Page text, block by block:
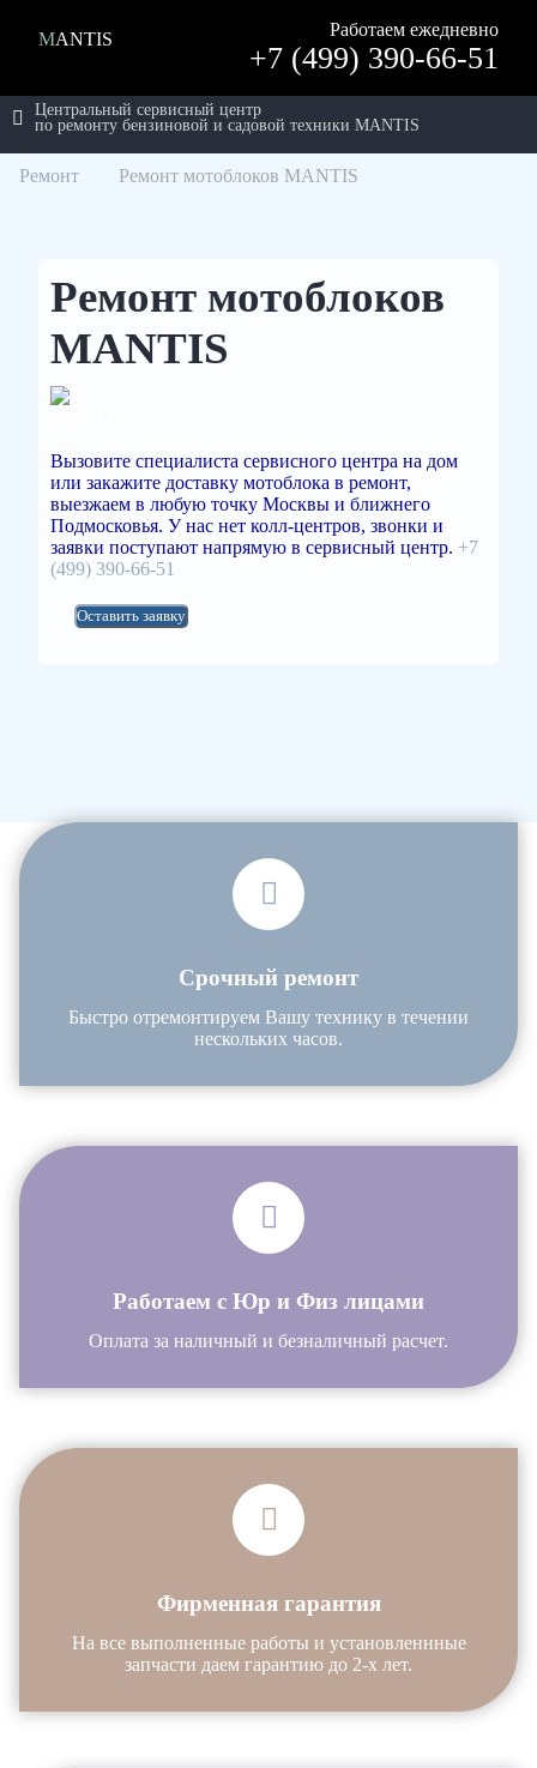
MANTIS Работаем ежедневно
+7 (499) 390-66-51
Центральный сервисный центр
по ремонту бензиновой и садовой техники MANTIS
Ремонт Ремонт мотоблоков MANTIS
Ремонт мотоблоков
MANTIS
Вызовите специалиста сервисного центра на дом
или закажите доставку мотоблока в ремонт,
выезжаем в любую точку Москвы и ближнего
Подмосковья. У нас нет колл-центров, звонки и
заявки поступают напрямую в сервисный центр. +7
(499) 390-66-51
Оставить заявку
Срочный ремонт
Быстро отремонтируем Вашу технику в течении
нескольких часов.
Работаем с Юр и Физ лицами
Оплата за наличный и безналичный расчет.
Фирменная гарантия
На все выполненные работы и установленнные
запчасти даем гарантию до 2-х лет.